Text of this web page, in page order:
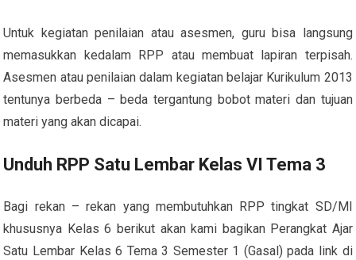
Untuk kegiatan penilaian atau asesmen, guru bisa langsung
memasukkan kedalam RPP atau membuat lapiran terpisah.
Asesmen atau penilaian dalam kegiatan belajar Kurikulum 2013
tentunya berbeda – beda tergantung bobot materi dan tujuan
materi yang akan dicapai.
Unduh RPP Satu Lembar Kelas VI Tema 3
Bagi rekan – rekan yang membutuhkan RPP tingkat SD/MI
khususnya Kelas 6 berikut akan kami bagikan Perangkat Ajar
Satu Lembar Kelas 6 Tema 3 Semester 1 (Gasal) pada link di